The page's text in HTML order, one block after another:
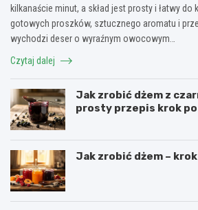
kilkanaście minut, a skład jest prosty i łatwy do
gotowych proszków, sztucznego aromatu i
wychodzi deser o wyraźnym owocowym…
Czytaj dalej
Jak zrobić dżem z
prosty przepis krok
Jak zrobić dżem –